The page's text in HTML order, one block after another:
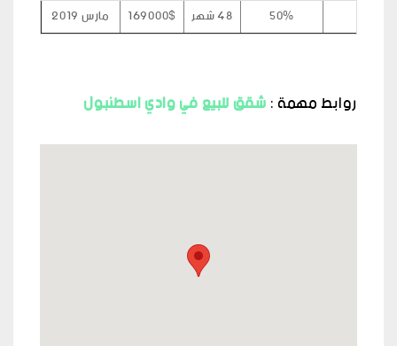
50%
48 شهر 169000$ مارس 2019
روابط مهمة :شقق للبيع في وادي اسطنبول